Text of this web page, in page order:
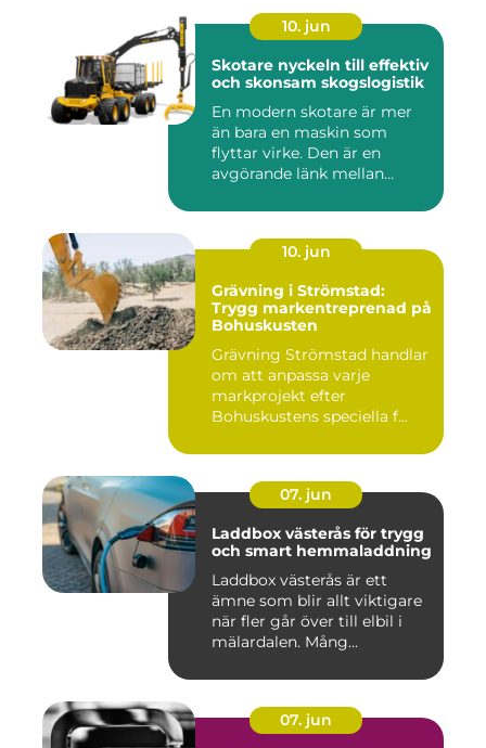
10. jun
Skotare nyckeln till effektiv
och skonsam skogslogistik
En modern skotare är mer
än bara en maskin som
flyttar virke. Den är en
avgörande länk mellan
10. jun
Grävning i Strömstad:
Trygg markentreprenad på
Bohuskusten
Grävning Strömstad handlar
om att anpassa varje
markprojekt efter
Bohuskustens speciella f...
07. jun
Laddbox västerås för trygg
och smart hemmaladdning
Laddbox västerås är ett
ämne som blir allt viktigare
när fler går över till elbil i
mälardalen. Mång...
07. jun